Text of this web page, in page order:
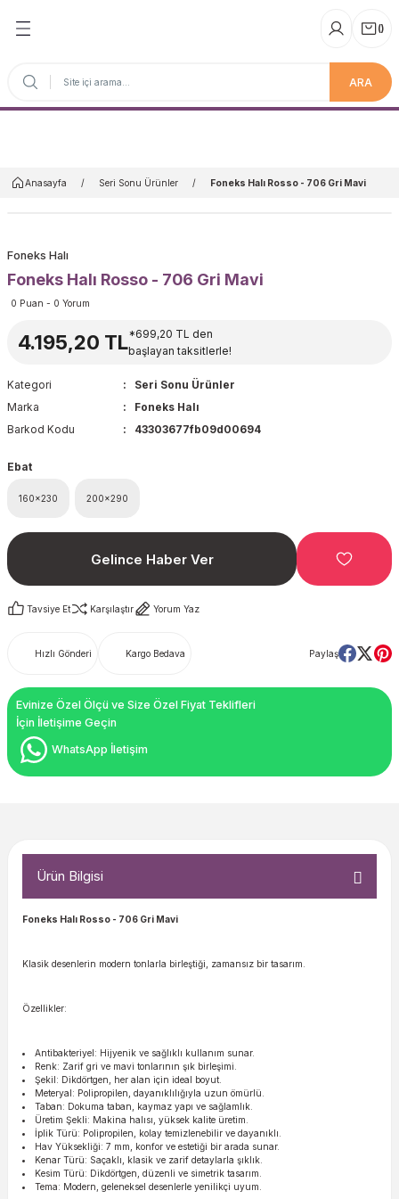
ARA
()
Anasayfa Seri Sonu Ürünler Foneks Halı Rosso - 706 Gri Mavi
Foneks Halı
Foneks Halı Rosso - 706 Gri Mavi
0 Puan - 0 Yorum
4.195,20 TL*699,20 TL den
başlayan taksitlerle!
Kategori
Seri Sonu Ürünler
Marka
Foneks Halı
Barkod Kodu
43303677fb09d00694
Ebat
160x230 200x290
Gelince Haber Ver
Tavsiye Et Karşılaştır Yorum Yaz
Hızlı Gönderi Kargo Bedava Paylaş
Evinize Özel Ölçü ve Size Özel Fiyat Teklifleri
İçin İletişime Geçin
WhatsApp İletişim
Ürün Bilgisi
Foneks Halı Rosso - 706 Gri Mavi
Klasik desenlerin modern tonlarla birleştiği, zamansız bir tasarım.
Özellikler:
Antibakteriyel: Hijyenik ve sağlıklı kullanım sunar.
Renk: Zarif gri ve mavi tonlarının şık birleşimi.
Şekil: Dikdörtgen, her alan için ideal boyut.
Meteryal: Polipropilen, dayanıklılığıyla uzun ömürlü.
Taban: Dokuma taban, kaymaz yapı ve sağlamlık.
Üretim Şekli: Makina halısı, yüksek kalite üretim.
İplik Türü: Polipropilen, kolay temizlenebilir ve dayanıklı.
Hav Yüksekliği: 7 mm, konfor ve estetiği bir arada sunar.
Kenar Türü: Saçaklı, klasik ve zarif detaylarla şıklık.
Kesim Türü: Dikdörtgen, düzenli ve simetrik tasarım.
Tema: Modern, geleneksel desenlerle yenilikçi uyum.